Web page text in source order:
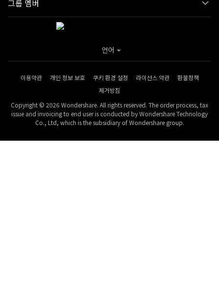
그룹 멤버
이용약관 개인 정보 보호 쿠키 환경 설정 라이선스 약관
환불정책
제거방침
Copyright © 2026 Wondershare. All rights reserved. The order process, tax
issue and invoicing to end user is conducted by Wondershare Technology
Co., Ltd, which is the subsidiary of Wondershare group.
언어